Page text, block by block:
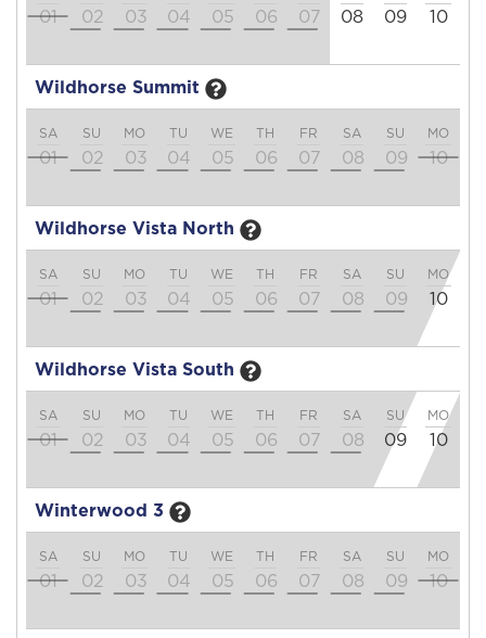
01 02 03 04 05 06 07 08 09 10
Wildhorse Summit
SA
01
SU
02
MO
03
TU
04
WE
05
TH
06
FR
07
SA
08
SU
09
MO
10
Wildhorse Vista North
SA
01
SU
02
MO
03
TU
04
WE
05
TH
06
FR
07
SA
08
SU
09
MO
10
Wildhorse Vista South
SA
01
SU
02
MO
03
TU
04
WE
05
TH
06
FR
07
SA
08
SU
09
MO
10
Winterwood 3
SA
01
SU
02
MO
03
TU
04
WE
05
TH
06
FR
07
SA
08
SU
09
MO
10